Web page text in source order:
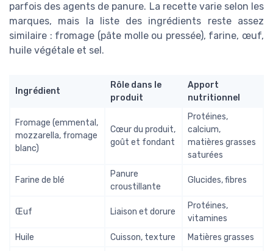
parfois des agents de panure. La recette varie selon les
marques, mais la liste des ingrédients reste assez
similaire : fromage (pâte molle ou pressée), farine, œuf,
huile végétale et sel.
Ingrédient
Rôle dans le
produit
Apport
nutritionnel
Fromage (emmental,
mozzarella, fromage
blanc)
Cœur du produit,
goût et fondant
Protéines,
calcium,
matières grasses
saturées
Farine de blé
Panure
croustillante
Glucides, fibres
Œuf Liaison et dorure
Protéines,
vitamines
Huile
Cuisson, texture
Matières grasses